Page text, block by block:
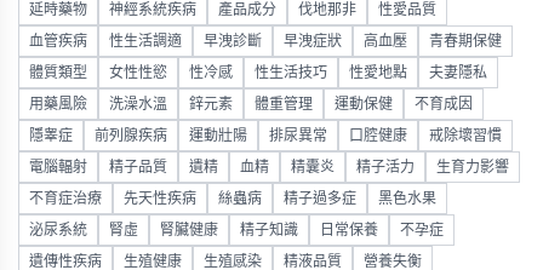
延時藥物 神經系統疾病 產品成分 伐地那非 性愛品質
血管疾病 性生活調適 早洩診斷 早洩症狀 高血壓 青春期保健
體質類型 女性性慾 性冷感 性生活技巧 性愛地點 夫妻隱私
用藥風險 洗澡水溫 鋅元素 體重管理 運動保健 不育成因
隱睾症 前列腺疾病 運動壯陽 排尿異常 口腔健康 戒除壞習慣
電腦輻射 精子品質 遺精 血精 精囊炎 精子活力 生育力影響
不育症治療 先天性疾病 絲蟲病 精子過多症 黑色水果
泌尿系統 腎虛 腎臟健康 精子知識 日常保養 不孕症
遺傳性疾病 生殖健康 生殖感染 精液品質 營養失衡